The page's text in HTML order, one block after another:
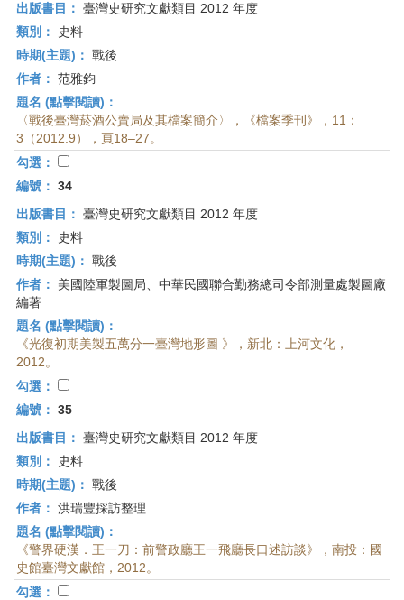
出版書目： 臺灣史研究文獻類目 2012 年度
類別：
史料
時期(主題)： 戰後
作者： 范雅鈞
題名 (點擊閱讀)：
〈戰後臺灣菸酒公賣局及其檔案簡介〉，《檔案季刊》，11：
3（2012.9），頁18–27。
勾選：
編號： 34
出版書目： 臺灣史研究文獻類目 2012 年度
類別：
史料
時期(主題)： 戰後
作者：
美國陸軍製圖局、中華民國聯合勤務總司令部測量處製圖廠
編著
題名 (點擊閱讀)：
《光復初期美製五萬分一臺灣地形圖 》，新北：上河文化，
2012。
勾選：
編號： 35
出版書目： 臺灣史研究文獻類目 2012 年度
類別：
史料
時期(主題)： 戰後
作者： 洪瑞豐採訪整理
題名 (點擊閱讀)：
《警界硬漢．王一刀：前警政廳王一飛廳長口述訪談》，南投：國
史館臺灣文獻館，2012。
勾選：